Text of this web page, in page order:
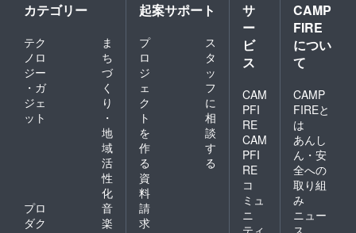
カテゴリー
テク
ノロ
ジー
・ガ
ジェ
ット
ま
ち
づ
く
り
・
地
域
活
性
化
プロ
ダク
音
楽
起案サポート
プ
ロ
ジ
ェ
ク
ト
を
作
る
ス
タ
ッ
フ
に
相
談
す
る
資
料
請
求
サ
ー
ビ
ス
CAM
PFI
RE
CAM
PFI
RE
コ
ミュ
ニ
CAMP
FIRE
につい
て
CAMP
FIREと
は
あんし
ん・安
全への
取り組
み
ニュー